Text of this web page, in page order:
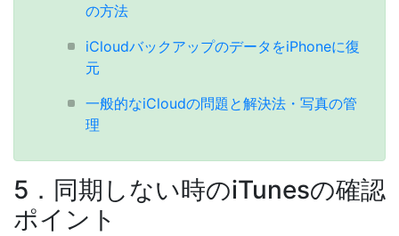
の方法
iCloudバックアップのデータをiPhoneに復
元
一般的なiCloudの問題と解決法・写真の管
理
5．同期しない時のiTunesの確認
ポイント